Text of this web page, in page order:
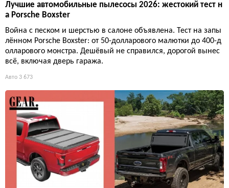
Лучшие автомобильные пылесосы 2026: жестокий тест н
а Porsche Boxster
Война с песком и шерстью в салоне объявлена. Тест на запы
лённом Porsche Boxster: от 50-долларового малютки до 400-д
олларового монстра. Дешёвый не справился, дорогой вынес
всё, включая дверь гаража.
Авто 3 673